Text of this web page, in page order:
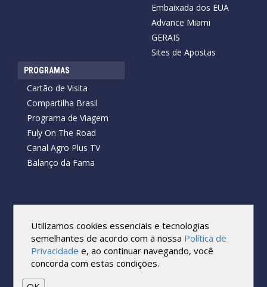
Embaixada dos EUA
Advance Miami
GERAIS
Sites de Apostas
PROGRAMAS
Cartão de Visita
Compartilha Brasil
Programa de Viagem
Fuly On The Road
Canal Agro Plus TV
Balanço da Fama
Todos os direitos reservados.
Reprodução no todo ou em parte sob qualquer forma ou meio,
sem expressa autorização por escrito do Cartão de Visita, é
proibida.
As marcas e imagens utilizadas no projeto são os direitos autorais
Utilizamos cookies essenciais e tecnologias
semelhantes de acordo com a nossa Política de
Privacidade e, ao continuar navegando, você
concorda com estas condições.